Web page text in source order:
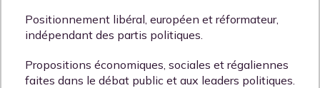
Positionnement libéral, européen et réformateur,
indépendant des partis politiques.
Propositions économiques, sociales et régaliennes
faites dans le débat public et aux leaders politiques.